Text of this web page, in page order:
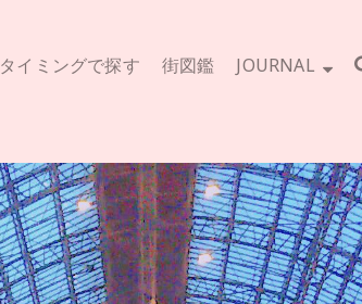
タイミングで探す 街図鑑 JOURNAL